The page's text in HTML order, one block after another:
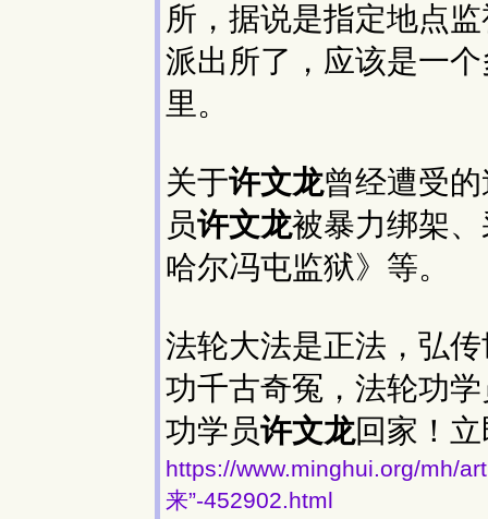
所，据说是指定地点
派出所了，应该是一
里。
关于许文龙曾经遭受
员许文龙被暴力绑架
哈尔冯屯监狱》等。
法轮大法是正法，弘
功千古奇冤，法轮功
功学员许文龙回家！
https://www.minghui.org/mh/
来”-452902.html